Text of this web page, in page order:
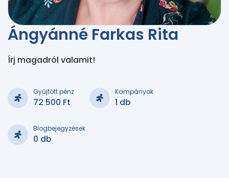
Ángyánné Farkas Rita
Írj magadról valamit!
Gyűjtött pénz
72 500 Ft
Kampányok
1 db
Blogbejegyzések
0 db